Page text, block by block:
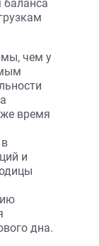
баланса
чем у
время
и
дна.